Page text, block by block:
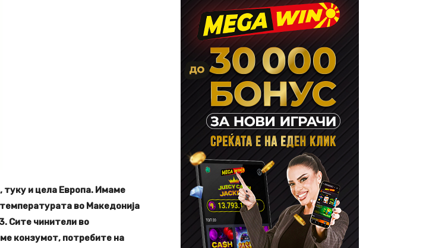
туку и цела Европа. Имаме
во Македонија
Сите чинители во
конзумот, потребите на